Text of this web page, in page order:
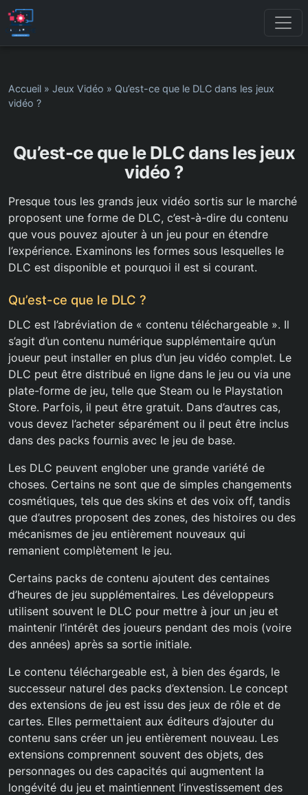
Accueil » Jeux Vidéo » Qu’est-ce que le DLC dans les jeux
vidéo ?
Qu’est-ce que le DLC dans les jeux
vidéo ?
Presque tous les grands jeux vidéo sortis sur le marché
proposent une forme de DLC, c’est-à-dire du contenu
que vous pouvez ajouter à un jeu pour en étendre
l’expérience. Examinons les formes sous lesquelles le
DLC est disponible et pourquoi il est si courant.
Qu’est-ce que le DLC ?
DLC est l’abréviation de « contenu téléchargeable ». Il
s’agit d’un contenu numérique supplémentaire qu’un
joueur peut installer en plus d’un jeu vidéo complet. Le
DLC peut être distribué en ligne dans le jeu ou via une
plate-forme de jeu, telle que Steam ou le Playstation
Store. Parfois, il peut être gratuit. Dans d’autres cas,
vous devez l’acheter séparément ou il peut être inclus
dans des packs fournis avec le jeu de base.
Les DLC peuvent englober une grande variété de
choses. Certains ne sont que de simples changements
cosmétiques, tels que des skins et des voix off, tandis
que d’autres proposent des zones, des histoires ou des
mécanismes de jeu entièrement nouveaux qui
remanient complètement le jeu.
Certains packs de contenu ajoutent des centaines
d’heures de jeu supplémentaires. Les développeurs
utilisent souvent le DLC pour mettre à jour un jeu et
maintenir l’intérêt des joueurs pendant des mois (voire
des années) après sa sortie initiale.
Le contenu téléchargeable est, à bien des égards, le
successeur naturel des packs d’extension. Le concept
des extensions de jeu est issu des jeux de rôle et de
cartes. Elles permettaient aux éditeurs d’ajouter du
contenu sans créer un jeu entièrement nouveau. Les
extensions comprennent souvent des objets, des
personnages ou des capacités qui augmentent la
longévité du jeu et maintiennent l’investissement des